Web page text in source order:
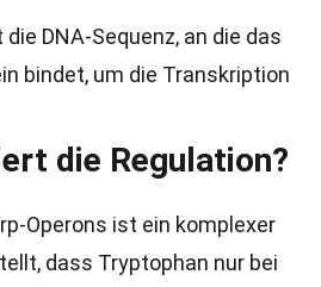
DNA-Sequenz, an die das
bindet, um die Transkription
die Regulation?
Operons ist ein komplexer
dass Tryptophan nur bei